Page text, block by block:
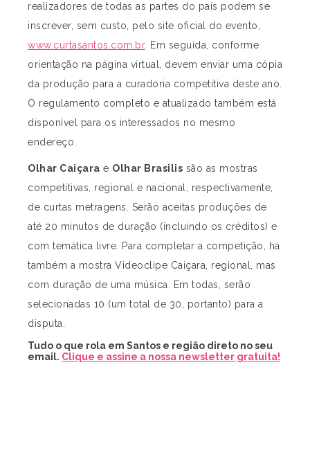
realizadores de todas as partes do país podem se
inscrever, sem custo, pelo site oficial do evento,
www.curtasantos.com.br. Em seguida, conforme
orientação na página virtual, devem enviar uma cópia
da produção para a curadoria competitiva deste ano.
O regulamento completo e atualizado também está
disponível para os interessados no mesmo
endereço.
Olhar Caiçara e Olhar Brasilis são as mostras
competitivas, regional e nacional, respectivamente,
de curtas metragens. Serão aceitas produções de
até 20 minutos de duração (incluindo os créditos) e
com temática livre. Para completar a competição, há
também a mostra Videoclipe Caiçara, regional, mas
com duração de uma música. Em todas, serão
selecionadas 10 (um total de 30, portanto) para a
disputa.
Tudo o que rola em Santos e região direto no seu
email. Clique e assine a nossa newsletter gratuita!